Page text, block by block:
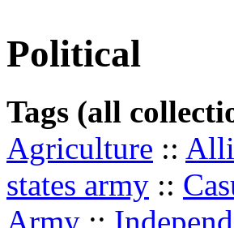
Political
Tags (all
Agriculture ::
states army ::
Army ::